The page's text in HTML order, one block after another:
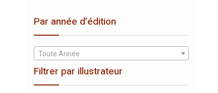
Par année d’édition
Toute Année
Filtrer par illustrateur